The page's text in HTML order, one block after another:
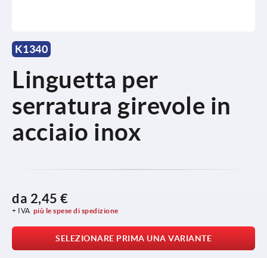
K1340
Linguetta per
serratura girevole in
acciaio inox
da 2,45 €
+ IVA più le spese di spedizione
SELEZIONARE PRIMA UNA VARIANTE